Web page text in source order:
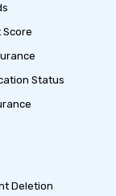
Score
Status
Deletion